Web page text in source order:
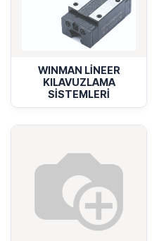
WINMAN LİNEER
KILAVUZLAMA
SİSTEMLERİ